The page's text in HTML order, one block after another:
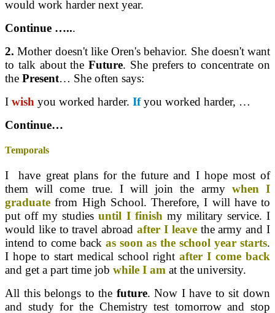
would work harder next year.
Continue …...
2. Mother doesn't like Oren's behavior. She doesn't want
to talk about theFuture. She prefers to concentrate on
the Present… She often says:
I wish you worked harder. If you worked harder, …
Continue…
Temporals
I have great plans for the future and I hope most of
them will come true. I will join the army when I
graduate from High School. Therefore, I will have to
put off my studies until I finish my military service. I
would like to travel abroadafter I leavethe army and I
intend to come back as soon as the school year starts.
I hope to start medical school right after I come back
and get a part time job while I am at the university.
All this belongs to the future. Now I have to sit down
and study for the Chemistry test tomorrow and stop